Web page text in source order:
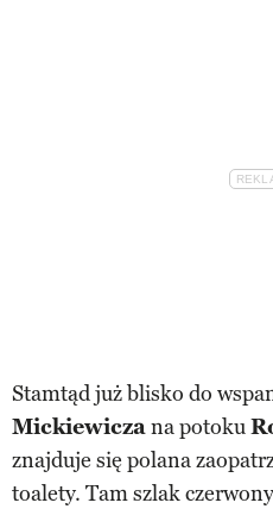
Stamtąd już blisko do
Mickiewiczana potoku
znajduje się polana
toalety. Tam szlak